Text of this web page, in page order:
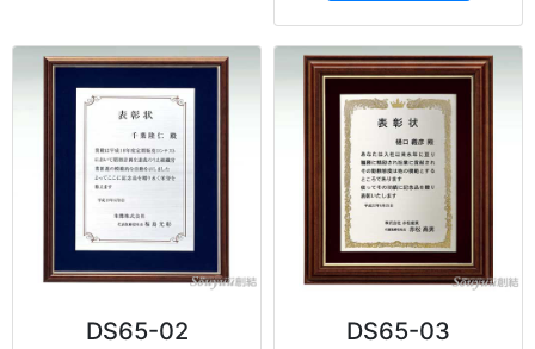
DS65-02 DS65-03